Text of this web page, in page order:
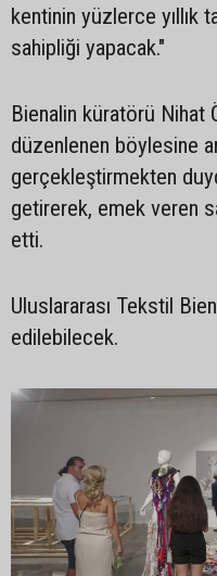
kentinin yüzlerce yıllık
sahipliği yapacak."
Bienalin küratörü Nihat
düzenlenen böylesine
gerçekleştirmekten
getirerek, emek veren
etti.
Uluslararası Tekstil
edilebilecek.